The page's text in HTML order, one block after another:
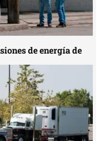
de energía de